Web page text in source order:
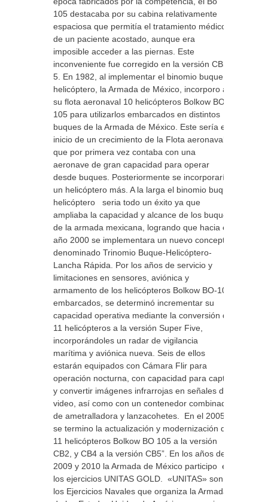
105 destacaba por su cabina relativamente
espaciosa que permitía el tratamiento médico
de un paciente acostado, aunque era
imposible acceder a las piernas. Este
inconveniente fue corregido en la versión CBS-
5. En 1982, al implementar el binomio buque
helicóptero, la Armada de México, incorporo a
su flota aeronaval 10 helicópteros Bolkow BO-
105 para utilizarlos embarcados en distintos
buques de la Armada de México. Este sería el
inicio de un crecimiento de la Flota aeronaval
que por primera vez contaba con una
aeronave de gran capacidad para operar
desde buques. Posteriormente se incorporaría
un helicóptero más. A la larga el binomio buque
helicóptero seria todo un éxito ya que
ampliaba la capacidad y alcance de los buques
de la armada mexicana, logrando que hacia el
año 2000 se implementara un nuevo concepto
denominado Trinomio Buque-Helicóptero-
Lancha Rápida. Por los años de servicio y
limitaciones en sensores, aviónica y
armamento de los helicópteros Bolkow BO-105
embarcados, se determinó incrementar su
capacidad operativa mediante la conversión de
11 helicópteros a la versión Super Five,
incorporándoles un radar de vigilancia
marítima y aviónica nueva. Seis de ellos
estarán equipados con Cámara Flir para
operación nocturna, con capacidad para captar
y convertir imágenes infrarrojas en señales de
video, así como con un contenedor combinado
de ametralladora y lanzacohetes. En el 2005
se termino la actualización y modernización de
11 helicópteros Bolkow BO 105 a la versión
CB2, y CB4 a la versión CB5”. En los años de
2009 y 2010 la Armada de México participo en
los ejercicios UNITAS GOLD. «UNITAS» son
los Ejercicios Navales que organiza la Armada